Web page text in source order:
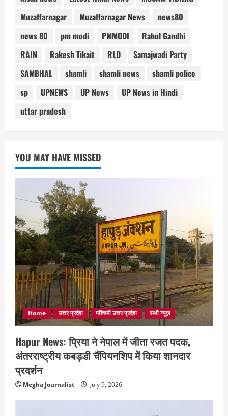
Muzaffarnagar
Muzaffarnagar News
news80
news 80
pm modi PMMODI
Rahul Gandhi
RAIN
Rakesh Tikait RLD
Samajwadi Party
SAMBHAL
shamli shamli news
shamli police
sp
UPNEWS UP News
UP News in Hindi
uttar pradesh
YOU MAY HAVE MISSED
Home उत्तर प्रदेश पश्चिमी उत्तर प्रदेश सभी न्यूज़
Hapur News: प्रिया ने नेपाल में जीता रजत पदक,
अंतरराष्ट्रीय कबड्डी चैंपियनशिप में किया शानदार
प्रदर्शन
Megha Journalist July 9, 2026